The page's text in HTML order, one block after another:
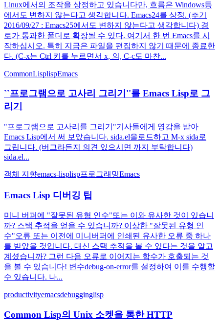
Linux에서의 조작을 상정하고 있습니다만, 흐름은 Windows등
에서도 변하지 않는다고 생각합니다. Emacs24를 상정. (추기
2016/09/27 : Emacs25에서도 변하지 않는다고 생각합니다) 경
로가 통과한 폴더로 확장될 수 있다. 여기서 한 번 Emacs를 시
작하십시오. 특히 지금은 파일을 편집하지 않기 때문에 종료한
다. (C-x는 Ctrl 키를 누르면서 x, 의, C-c도 마찬...
CommonLisplispEmacs
``프로그램으로 고사리 그리기''를 Emacs Lisp로 그
리기
"프로그램으로 고사리를 그리기"기사들에게 영감을 받아
Emacs Lisp에서 써 보았습니다. sida.el을로드하고 M-x sida로
그립니다. (버그라든지 의견 있으시면 까지 부탁합니다)
sida.el...
객체 지향emacs-lisplisp프로그래밍Emacs
Emacs Lisp 디버깅 팁
미니 버퍼에 "잘못된 유형 인수"또는 이와 유사한 것이 있습니
까? 스택 추적을 얻을 수 있습니까? 이상한 "잘못된 유형 인
수"오류 또는 이전에 미니버퍼에 인쇄된 유사한 오류 중 하나
를 받았을 것입니다. 대신 스택 추적을 볼 수 있다는 것을 알고
계셨습니까? 그런 다음 오류로 이어지는 함수가 호출되는 것
을 볼 수 있습니다! 변수debug-on-error를 설정하여 이를 수행할
수 있습니다. 나...
productivityemacsdebugginglisp
Common Lisp의 Unix 소켓을 통한 HTTP